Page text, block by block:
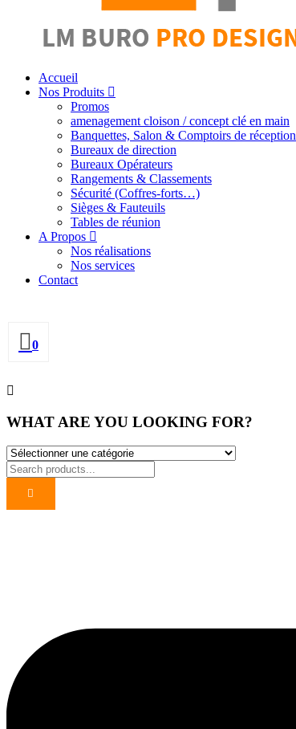
Accueil
Nos Produits
Promos
amenagement cloison / concept clé en main
Banquettes, Salon & Comptoirs de réception
Bureaux de direction
Bureaux Opérateurs
Rangements & Classements
Sécurité (Coffres-forts…)
Sièges & Fauteuils
Tables de réunion
A Propos
Nos réalisations
Nos services
Contact
0
WHAT ARE YOU LOOKING FOR?